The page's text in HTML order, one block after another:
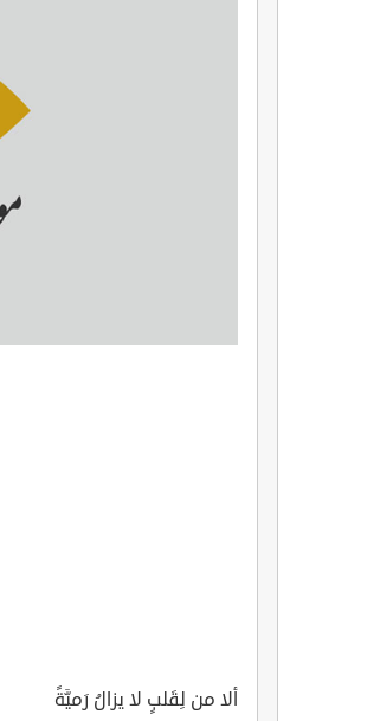
ألا من لِقَلبٍ لا يزالُ رَميَّةً